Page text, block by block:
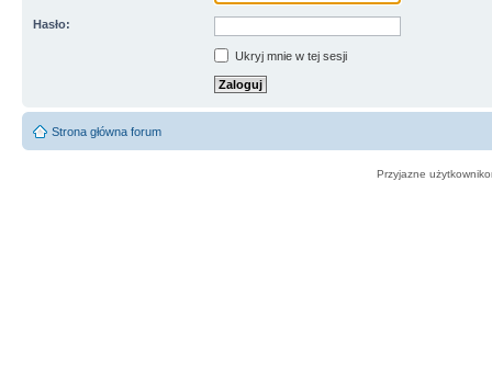
Hasło:
Ukryj mnie w tej sesji
Strona główna forum
Przyjazne